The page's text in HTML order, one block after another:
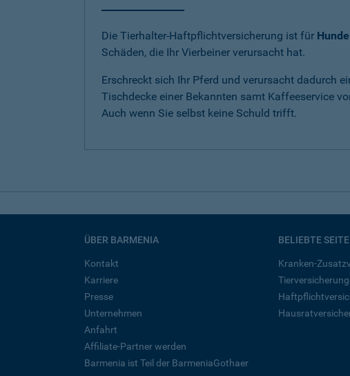
Die Tierhalter-Haftpflichtversicherung ist für
Schäden, die Ihr Vierbeiner verursacht hat.
Erschreckt sich Ihr Pferd und verursacht dadurch
Tischdecke einer Bekannten samt Kaffeeservice
Auch wenn Sie selbst keine Schuld trifft.
ÜBER BARMENIA
Kontakt
Karriere
Presse
Unternehmen
Anfahrt
Affiliate-Partner werden
Barmenia ist Teil der BarmeniaGothaer
BELIEBTE
Kranken-